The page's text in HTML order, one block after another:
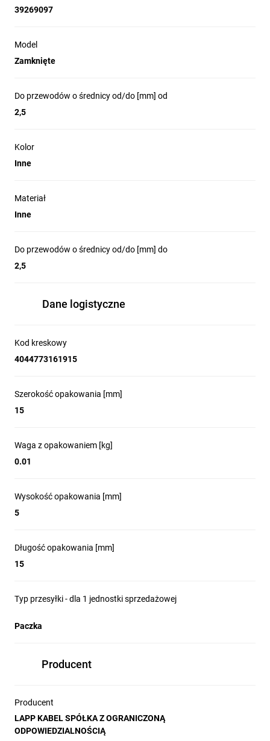
39269097
Model
Zamknięte
Do przewodów o średnicy od/do [mm] od
2,5
Kolor
Inne
Materiał
Inne
Do przewodów o średnicy od/do [mm] do
2,5
Dane logistyczne
Kod kreskowy
4044773161915
Szerokość opakowania [mm]
15
Waga z opakowaniem [kg]
0.01
Wysokość opakowania [mm]
5
Długość opakowania [mm]
15
Typ przesyłki - dla 1 jednostki sprzedażowej
Paczka
Producent
Producent
LAPP KABEL SPÓŁKA Z OGRANICZONĄ
ODPOWIEDZIALNOŚCIĄ